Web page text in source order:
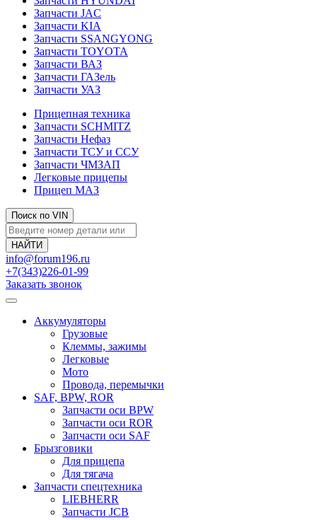
Запчасти JAC
Запчасти KIA
Запчасти SSANGYONG
Запчасти TOYOTA
Запчасти ВАЗ
Запчасти ГАЗель
Запчасти УАЗ
Прицепная техника
Запчасти SCHMITZ
Запчасти Нефаз
Запчасти ТСУ и ССУ
Запчасти ЧМЗАП
Легковые прицепы
Прицеп МАЗ
Поиск по VIN
info@forum196.ru
+7(343)226-01-99
Заказать звонок
Аккумуляторы
Грузовые
Клеммы, зажимы
Легковые
Мото
Провода, перемычки
SAF, BPW, ROR
Запчасти оси BPW
Запчасти оси ROR
Запчасти оси SAF
Брызговики
Для прицепа
Для тягача
Запчасти спецтехника
LIEBHERR
Запчасти JCB